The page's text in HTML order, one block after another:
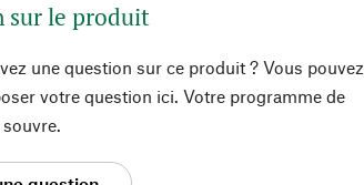
sur le produit
une question sur ce produit ? Vous pouvez
votre question ici. Votre programme de